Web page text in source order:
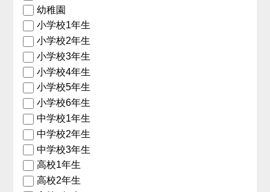
幼稚園
小学校1年生
小学校2年生
小学校3年生
小学校4年生
小学校5年生
小学校6年生
中学校1年生
中学校2年生
中学校3年生
高校1年生
高校2年生